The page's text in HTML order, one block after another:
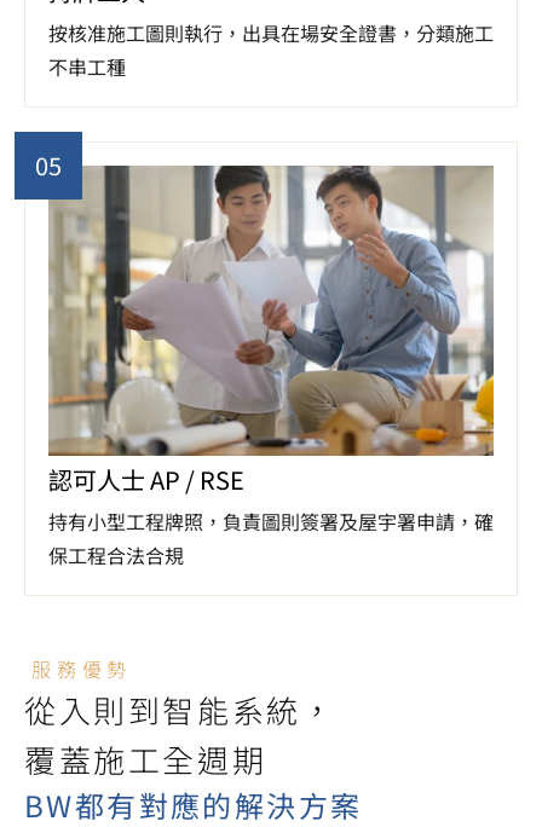
按核准施工圖則執行，出具在場安全證書，分類施工
不串工種
認可人士 AP / RSE
持有小型工程牌照，負責圖則簽署及屋宇署申請，確
保工程合法合規
05
服務優勢
從入則到智能系統，
覆蓋施工全週期
BW都有對應的解決方案